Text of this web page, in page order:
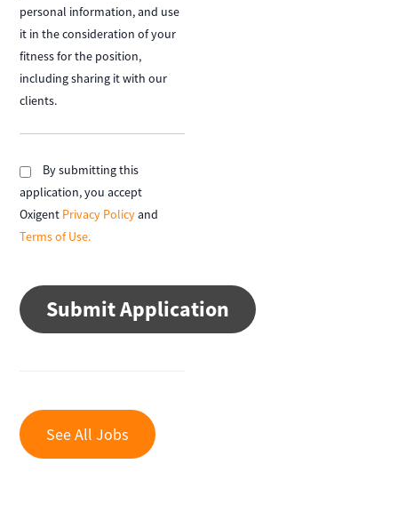
personal information, and use
it in the consideration of your
fitness for the position,
including sharing it with our
clients.
By submitting this
application, you accept
Oxigent Privacy Policyand
Terms of Use.
looking
for
jobs
anything
here.See All Jobs